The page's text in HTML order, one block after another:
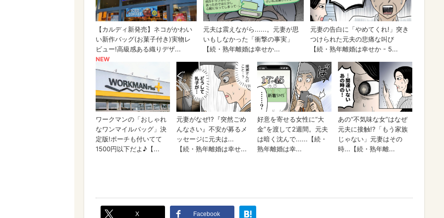
X Facebook